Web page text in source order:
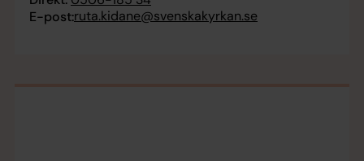
E-post:ruta.kidane@svenskakyrkan.se